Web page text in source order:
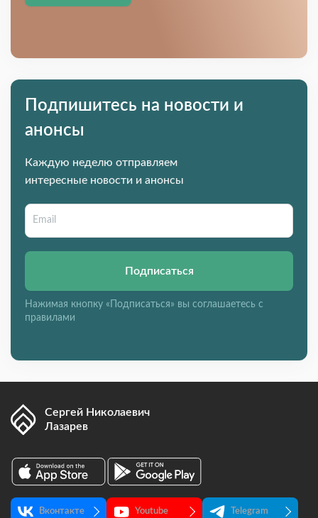
Подпишитесь на новости и
анонсы
Каждую неделю отправляем
интересные новости и анонсы
Подписаться
Нажимая кнопку «Подписаться» вы соглашаетесь с
правилами
Сергей Николаевич
Лазарев
Вконтакте Youtube Telegram